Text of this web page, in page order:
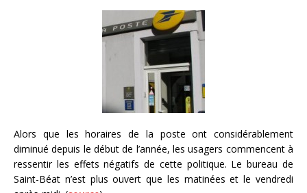
Alors que les horaires de la poste ont considérablement
diminué depuis le début de l’année, les usagers commencent à
ressentir les effets négatifs de cette politique. Le bureau de
Saint-Béat n’est plus ouvert que les matinées et le vendredi